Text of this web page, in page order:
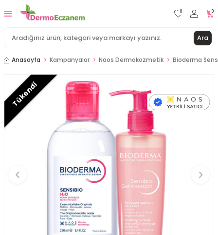
Ara
0 0
Anasayfa Kampanyalar Naos Dermokozmetik Bioderma
Tükendi